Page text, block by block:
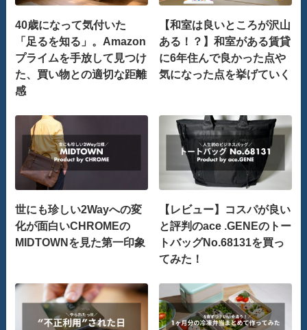
40歳になって気付いた
「足るを知る」。Amazon
プライムを手放して見つけ
た、買い物との適切な距離
感
【和室は良いところが沢山
ある！？】和室がある賃貸
に6年住んで良かった点や
気になった点を挙げていく
世にも珍しい2Wayへの変
化が面白いCHROMEの
MIDTOWNを見た第一印象
【レビュー】コスパが良い
と評判のace .GENEのトー
トバッグNo.68131を買っ
てみた！